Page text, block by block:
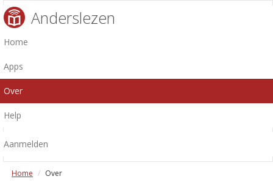
Anderslezen
Home
Apps
Over
Help
Aanmelden
Home Over